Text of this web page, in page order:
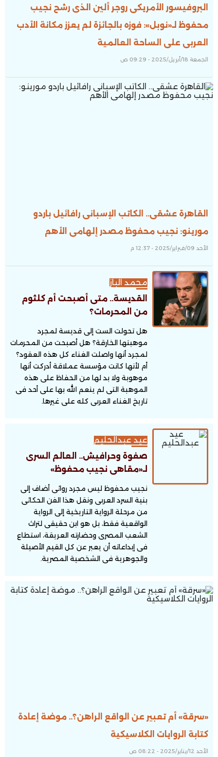
البروفيسور الأمريكى روجر ألين الذى رشح نجيب
محفوظ لـ«نوبل»: فوزه بالجائزة لم يعزز مكانة الأدب
العربى على الساحة العالمية
الجمعة 18/أبريل/2025 - 09:29 ص
القاهرة عشقى.. الكاتب الإسبانى رافائيل باردو
مورينو: نجيب محفوظ مصدر إلهامى الأهم
الأحد 09/فبراير/2025 - 12:37 م
محمد الباز
القديسة.. متى أصبحت أم كلثوم
من المحرمات؟
هل تحولت الست إلى قديسة لمجرد
موهبتها الخارقة؟ هل أصبحت من المحرمات
لمجرد أنها واصلت الغناء كل هذه العقود؟
أم لأنها كانت مؤسسة عملاقة أدركت أنها
موهوبة ولا بد لها من الحفاظ على هذه
الموهبة التى لم ينعم الله بها على أحد فى
تاريخ الغناء العربى كله على غيرها.
عيد عبدالحليم
صفوة وحرافيش.. العالم السرى
لـ«مقاهى نجيب محفوظ»
نجيب محفوظ ليس مجرد روائى أضاف إلى
بنية السرد العربى ونقل هذا الفن الحكائى
من مرحلة الرواية التاريخية إلى الرواية
الواقعية فقط، بل هو ابن حقيقى لتراث
الشعب المصرى وحضارته العريقة، استطاع
فى إبداعاته أن يعبر عن كل القيم الأصيلة
والجوهرية فى الشخصية المصرية.
«سرقة» أم تعبير عن الواقع الراهن؟.. موضة إعادة
كتابة الروايات الكلاسيكية
الأحد 12/يناير/2025 - 08:22 ص